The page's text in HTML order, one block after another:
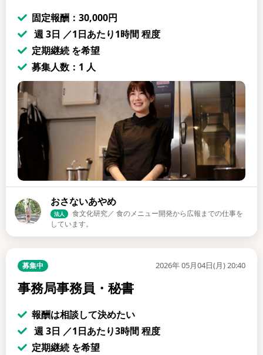
固定報酬：30,000円
週 3日 ／1日あたり1時間 程度
定期継続 を希望
募集人数：1 人
おさないあやめ
法人
食文化研究／ 食のメニュー開発から広報までの仕事を
しています。
募集中 2026年 05月04日(月) 20:40
事務局事務員・秘書
報酬は相談して決めたい
週 3日 ／1日あたり3時間 程度
定期継続 を希望